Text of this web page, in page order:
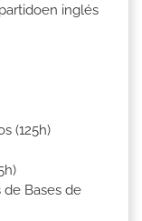
inglés
(125h)
de Bases de